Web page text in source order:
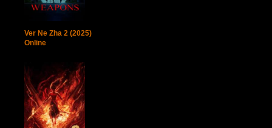
Ver Ne Zha 2 (2025)
Online